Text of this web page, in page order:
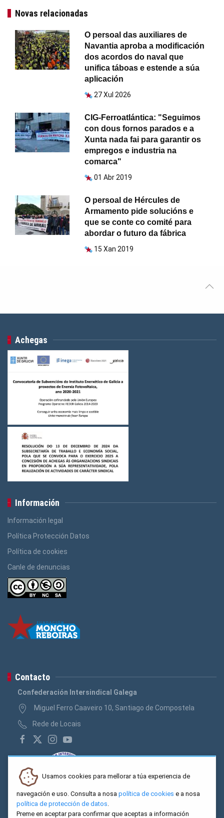
Novas relacionadas
O persoal das auxiliares de
Navantia aproba a modificación
dos acordos do naval que
unifica táboas e estende a súa
aplicación
27 Xul 2026
CIG-Ferroatlántica: "Seguimos
con dous fornos parados e a
Xunta nada fai para garantir os
empregos e industria na
comarca"
01 Abr 2019
O persoal de Hércules de
Armamento pide solucións e
que se conte co comité para
abordar o futuro da fábrica
15 Xan 2019
Achegas
Información
Información legal
Política Protección Datos
Política de cookies
Canle de denuncias
Contacto
Confederación Intersindical Galega
Miguel Ferro Caaveiro 10, Santiago de Compostela
Rede de Locais
Usamos cookies para mellorar a túa experiencia de
navegación e uso. Consulta a nosa política de cookies e a nosa
política de protección de datos.
Preme en aceptar para confirmar que aceptas a información